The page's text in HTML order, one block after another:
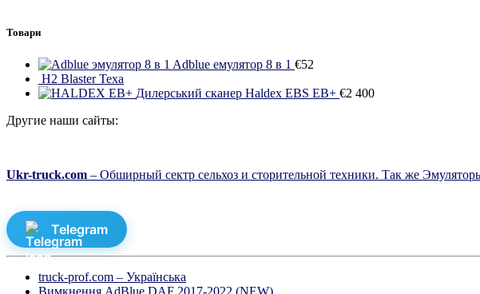
Товари
Adblue емулятор 8 в 1 €52
H2 Blaster Texa
Дилерський сканер Haldex EBS EB+ €2 400
Другие наши сайты:
Ukr-truck.com – Обширный сектр сельхоз и сторительной техники. Так же
Telegram
truck-prof.com – Українська
Вимкнення AdBlue DAF 2017-2022 (NEW)